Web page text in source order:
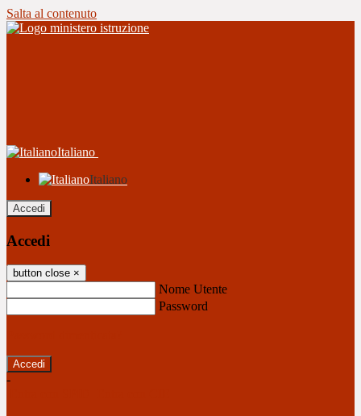
Salta al contenuto
Italiano
Italiano
Accedi
Accedi
button close ×
Nome Utente
Password
-